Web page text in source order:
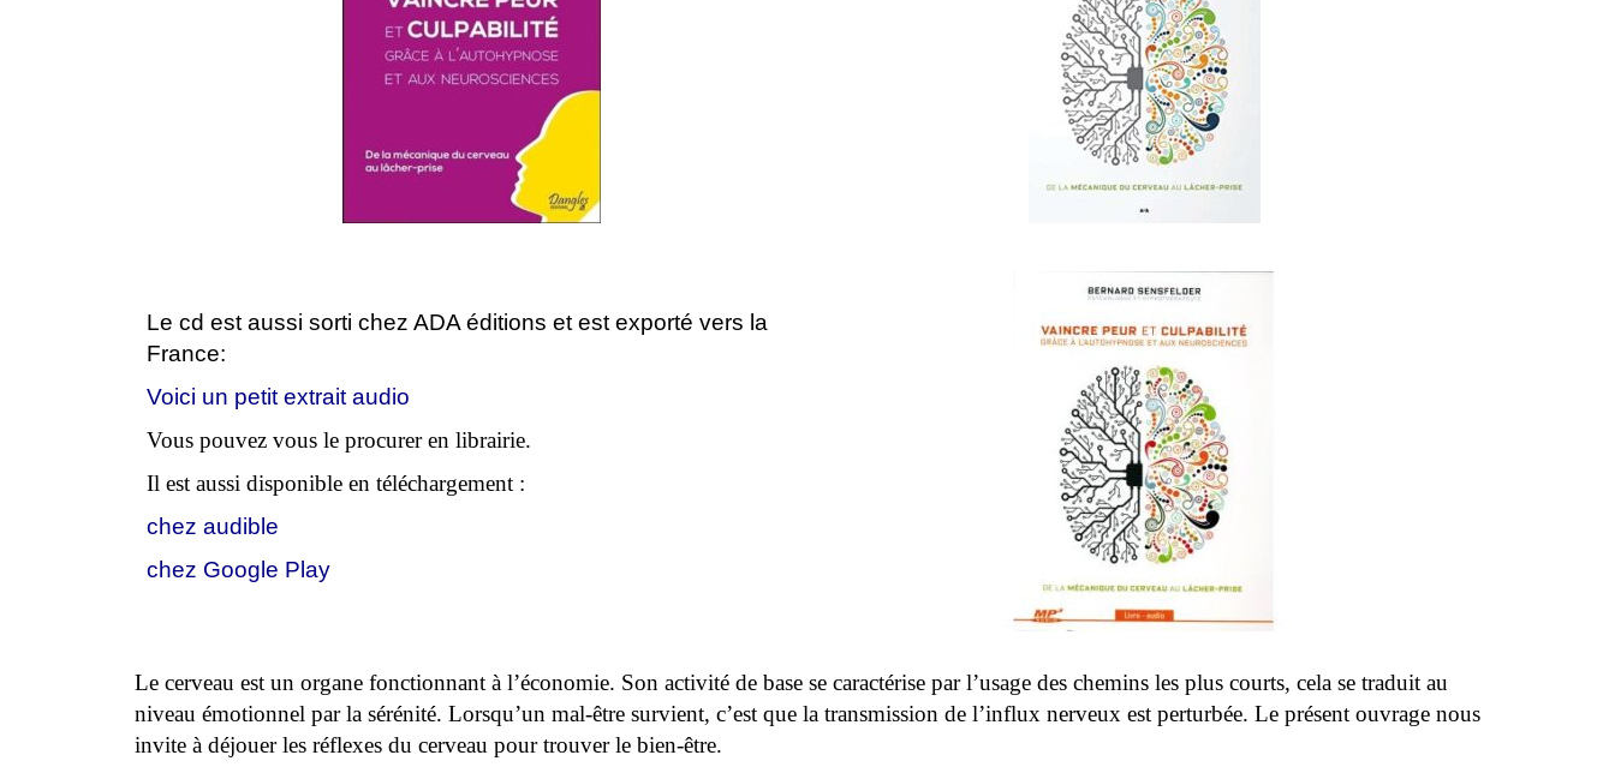
Le cd est aussi sorti chez ADA éditions et est exporté vers la
France:
Voici un petit extrait audio
Vous pouvez vous le procurer en librairie.
Il est aussi disponible en téléchargement :
chez audible
chez Google Play
Le cerveau est un organe fonctionnant à l’économie. Son activité de base se caractérise par l’usage des chemins les plus courts, cela se traduit au
niveau émotionnel par la sérénité. Lorsqu’un mal-être survient, c’est que la transmission de l’influx nerveux est perturbée. Le présent ouvrage nous
invite à déjouer les réflexes du cerveau pour trouver le bien-être.